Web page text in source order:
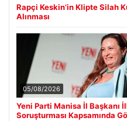
Rapçi Keskin’in Klipte Silah
Alınması
05/08/2026
Yeni Parti Manisa İl Başkanı
Soruşturması Kapsamında